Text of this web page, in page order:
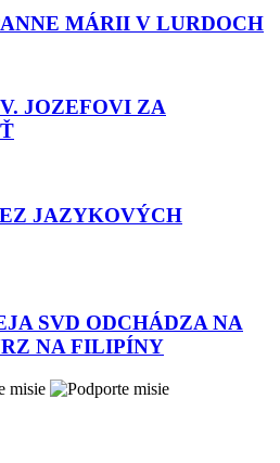
MÁRII V LURDOCH
JOZEFOVI ZA
JAZYKOVÝCH
SVD ODCHÁDZA NA
NA FILIPÍNY